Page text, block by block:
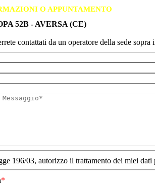
O APPUNTAMENTO
52B - AVERSA (CE)
contattati da un operatore della sede sopra
196/03, autorizzo il trattamento dei miei
*